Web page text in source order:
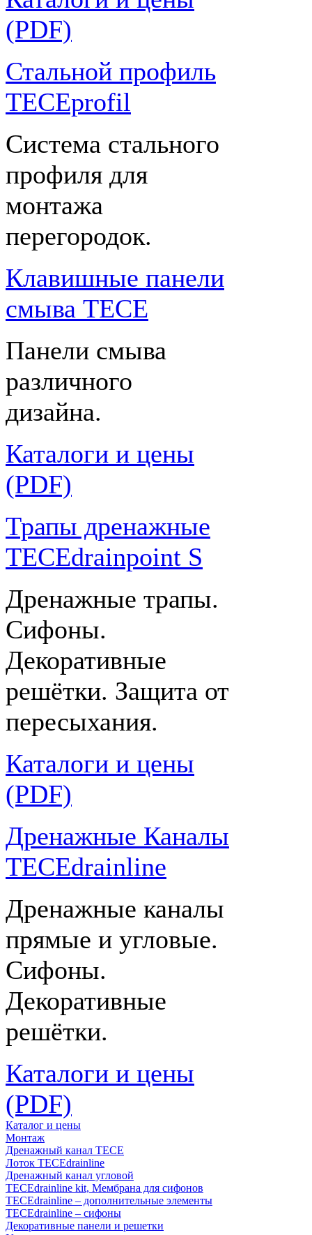
(PDF)
Стальной профиль
TECEprofil
Система стального
профиля для
монтажа
перегородок.
Клавишные панели
смыва TECE
Панели смыва
различного
дизайна.
Каталоги и цены
(PDF)
Трапы дренажные
TECEdrainpoint S
Дренажные трапы.
Сифоны.
Декоративные
решётки. Защита от
пересыхания.
Каталоги и цены
(PDF)
Дренажные Каналы
TECEdrainline
Дренажные каналы
прямые и угловые.
Сифоны.
Декоративные
решётки.
Каталоги и цены
(PDF)
Каталог и цены
Монтаж
Дренажный канал TECE
Лоток TECEdrainline
Дренажный канал угловой
TECEdrainline kit, Мембрана для сифонов
TECEdrainline – дополнительные элементы
TECEdrainline – сифоны
Декоративные панели и решетки